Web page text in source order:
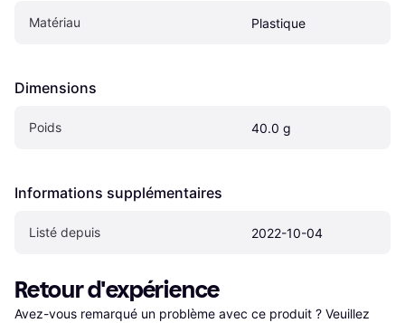
Matériau Plastique
Dimensions
Poids 40.0 g
Informations supplémentaires
Listé depuis 2022-10-04
Retour d'expérience
Avez-vous remarqué un problème avec ce produit ? Veuillez